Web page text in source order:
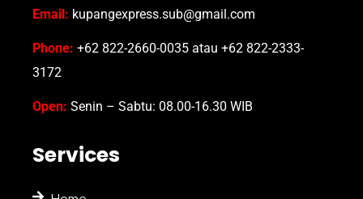
Email: kupangexpress.sub@gmail.com
Phone: +62 822-2660-0035 atau +62 822-2333-
3172
Open: Senin – Sabtu: 08.00-16.30 WIB
Services